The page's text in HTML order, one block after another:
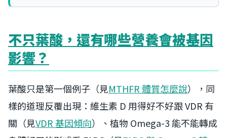
不只葉酸，還有哪些營養會被基因
影響？
葉酸只是第一個例子（見MTHFR 體質怎麼說），同
樣的道理反覆出現：維生素 D 用得好不好跟 VDR 有
關（見VDR 基因傾向）、植物 Omega-3 能不能轉成